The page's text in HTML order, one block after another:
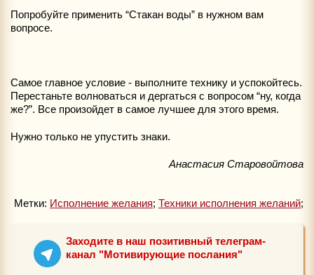
Попробуйте применить “Стакан воды” в нужном вам
вопросе.
Самое главное условие - выполните технику и успокойтесь.
Перестаньте волноваться и дергаться с вопросом “ну, когда
же?”. Все произойдет в самое лучшее для этого время.
Нужно только не упустить знаки.
Анастасия Старовойтова
Метки: Исполнение желания; Техники исполнения желаний;
Заходите в наш позитивный телеграм-
канал "Мотивирующие послания"